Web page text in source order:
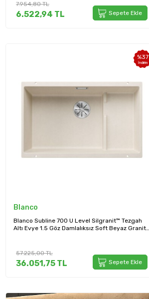
7.954,80TL
6.522,94 TL Sepete Ekle
%37
İndirim
Blanco
Blanco Subline 700 U Level Silgranit™ Tezgah
Altı Evye 1.5 Göz Damlalıksız Soft Beyaz Granit
57.225,00TL
36.051,75 TL Sepete Ekle